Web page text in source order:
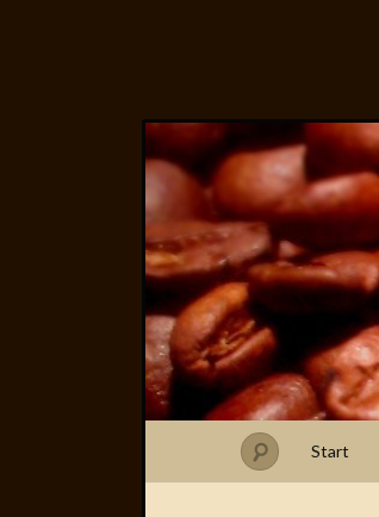
Start